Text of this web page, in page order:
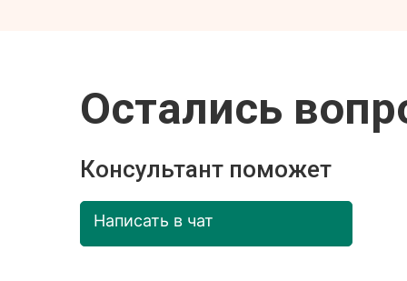
Остались
Консультант поможет
Написать в чат